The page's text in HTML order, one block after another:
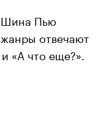
Шина Пью
отвечают
«А что еще?».